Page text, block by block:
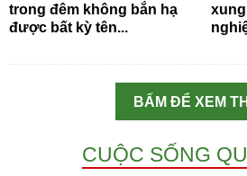
trong đêm không bắn hạ
được bất kỳ tên...
BẤM ĐỂ XEM
CUỘC SỐNG